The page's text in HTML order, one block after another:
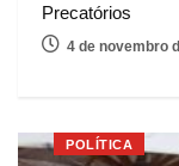
Precatórios
4 de novembro
POLÍTICA